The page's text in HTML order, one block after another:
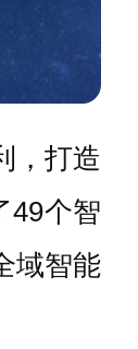
，打造
49个智
域智能